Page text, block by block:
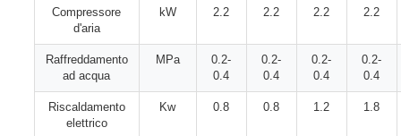
Compressore
d'aria
kW 2.2 2.2 2.2 2.2
Raffreddamento
ad acqua
MPa
0.2-
0.4
0.2-
0.4
0.2-
0.4
0.2-
0.4
Riscaldamento
elettrico
Kw 0.8 0.8 1.2 1.8